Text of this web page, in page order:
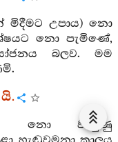
මිදීමට උපාය) නො
නො පැමිණේ,
බලව. මම
නො වැඩුණු